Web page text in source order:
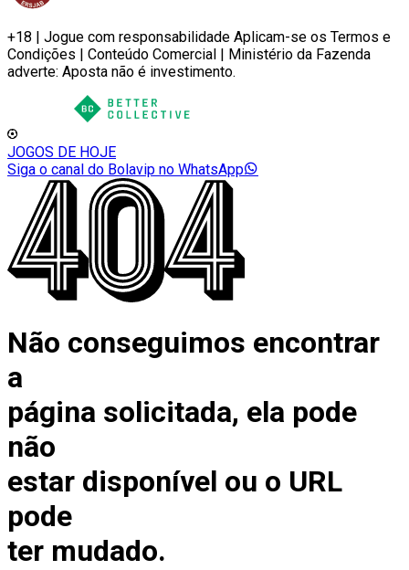
+18 | Jogue com responsabilidade Aplicam-se os Termos e
Condições | Conteúdo Comercial | Ministério da Fazenda
adverte: Aposta não é investimento.
JOGOS DE HOJE
Siga o canal do Bolavip no WhatsApp
Não conseguimos encontrar
a
página solicitada, ela pode
não
estar disponível ou o URL
pode
ter mudado.